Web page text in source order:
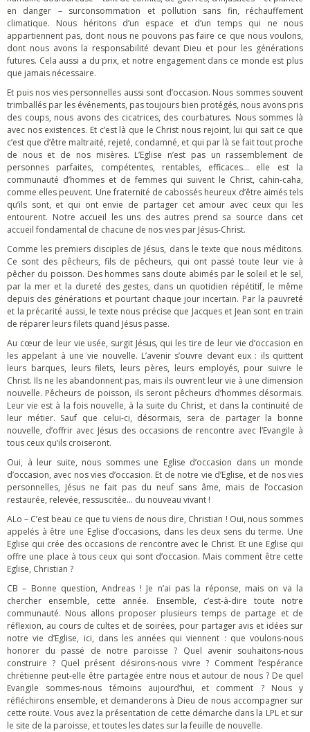
en danger – surconsommation et pollution sans fin, réchauffement
climatique. Nous héritons d’un espace et d’un temps qui ne nous
appartiennent pas, dont nous ne pouvons pas faire ce que nous voulons,
dont nous avons la responsabilité devant Dieu et pour les générations
futures. Cela aussi a du prix, et notre engagement dans ce monde est plus
que jamais nécessaire.
Et puis nos vies personnelles aussi sont d’occasion. Nous sommes souvent
trimballés par les événements, pas toujours bien protégés, nous avons pris
des coups, nous avons des cicatrices, des courbatures. Nous sommes là
avec nos existences. Et c’est là que le Christ nous rejoint, lui qui sait ce que
c’est que d’être maltraité, rejeté, condamné, et qui par là se fait tout proche
de nous et de nos misères. L’Eglise n’est pas un rassemblement de
personnes parfaites, compétentes, rentables, efficaces… elle est la
communauté d’hommes et de femmes qui suivent le Christ, cahin-caha,
comme elles peuvent. Une fraternité de cabossés heureux d’être aimés tels
qu’ils sont, et qui ont envie de partager cet amour avec ceux qui les
entourent. Notre accueil les uns des autres prend sa source dans cet
accueil fondamental de chacune de nos vies par Jésus-Christ.
Comme les premiers disciples de Jésus, dans le texte que nous méditons.
Ce sont des pêcheurs, fils de pêcheurs, qui ont passé toute leur vie à
pêcher du poisson. Des hommes sans doute abimés par le soleil et le sel,
par la mer et la dureté des gestes, dans un quotidien répétitif, le même
depuis des générations et pourtant chaque jour incertain. Par la pauvreté
et la précarité aussi, le texte nous précise que Jacques et Jean sont en train
de réparer leurs filets quand Jésus passe.
Au cœur de leur vie usée, surgit Jésus, qui les tire de leur vie d’occasion en
les appelant à une vie nouvelle. L’avenir s’ouvre devant eux : ils quittent
leurs barques, leurs filets, leurs pères, leurs employés, pour suivre le
Christ. Ils ne les abandonnent pas, mais ils ouvrent leur vie à une dimension
nouvelle. Pêcheurs de poisson, ils seront pêcheurs d’hommes désormais.
Leur vie est à la fois nouvelle, à la suite du Christ, et dans la continuité de
leur métier. Sauf que celui-ci, désormais, sera de partager la bonne
nouvelle, d’offrir avec Jésus des occasions de rencontre avec l’Evangile à
tous ceux qu’ils croiseront.
Oui, à leur suite, nous sommes une Eglise d’occasion dans un monde
d’occasion, avec nos vies d’occasion. Et de notre vie d’Eglise, et de nos vies
personnelles, Jésus ne fait pas du neuf sans âme, mais de l’occasion
restaurée, relevée, ressuscitée… du nouveau vivant !
ALo – C’est beau ce que tu viens de nous dire, Christian ! Oui, nous sommes
appelés à être une Eglise d’occasions, dans les deux sens du terme. Une
Eglise qui crée des occasions de rencontre avec le Christ. Et une Eglise qui
offre une place à tous ceux qui sont d’occasion. Mais comment être cette
Eglise, Christian ?
CB – Bonne question, Andreas ! Je n’ai pas la réponse, mais on va la
chercher ensemble, cette année. Ensemble, c’est-à-dire toute notre
communauté. Nous allons proposer plusieurs temps de partage et de
réflexion, au cours de cultes et de soirées, pour partager avis et idées sur
notre vie d’Eglise, ici, dans les années qui viennent : que voulons-nous
honorer du passé de notre paroisse ? Quel avenir souhaitons-nous
construire ? Quel présent désirons-nous vivre ? Comment l’espérance
chrétienne peut-elle être partagée entre nous et autour de nous ? De quel
Evangile sommes-nous témoins aujourd’hui, et comment ? Nous y
réfléchirons ensemble, et demanderons à Dieu de nous accompagner sur
cette route. Vous avez la présentation de cette démarche dans la LPL et sur
le site de la paroisse, et toutes les dates sur la feuille de nouvelle.